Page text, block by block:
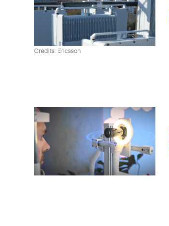
Credits: Ericsson